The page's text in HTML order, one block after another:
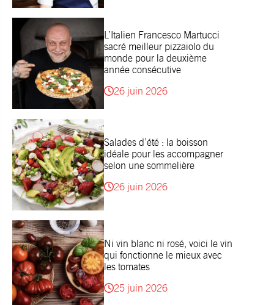
L’Italien Francesco Martucci
sacré meilleur pizzaiolo du
monde pour la deuxième
année consécutive
26 juin 2026
Salades d’été : la boisson
idéale pour les accompagner
selon une sommelière
26 juin 2026
Ni vin blanc ni rosé, voici le vin
qui fonctionne le mieux avec
les tomates
25 juin 2026